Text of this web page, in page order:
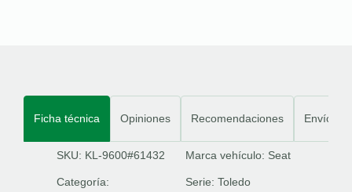
Ficha técnica Opiniones Recomendaciones Envíos
SKU: KL-9600#61432
Categoría:
Marca vehículo: Seat
Serie: Toledo